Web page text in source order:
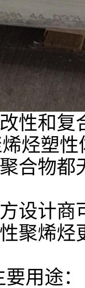
性和复
烃塑
合物
计商
聚烯烃
用途：